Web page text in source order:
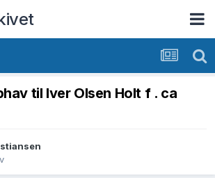
til Iver Olsen Holt f . ca